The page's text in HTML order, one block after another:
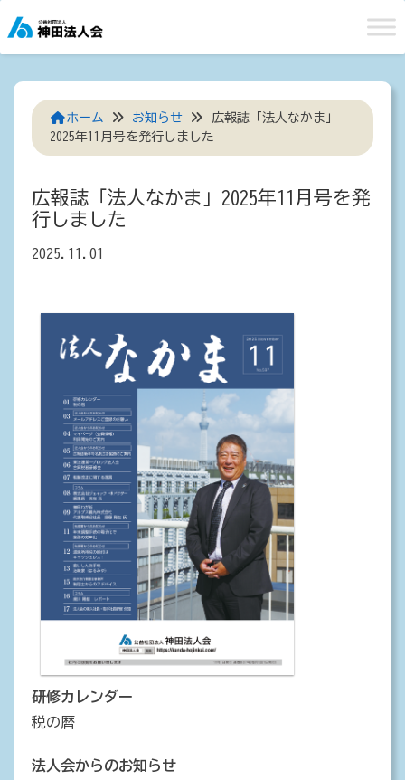
to
content
ホーム お知らせ
広報誌「法人なかま」
2025年11月号を発行しました
広報誌「法人なかま」2025年11月号を発
行しました
2025.11.01
研修カレンダー
税の暦
法人会からのお知らせ